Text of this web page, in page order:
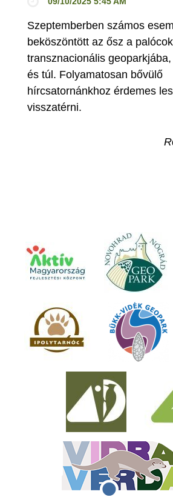
Szeptemberben számos
beköszöntött az ősz a palócok
transznacionális
és túl. Folyamatosan bővülő
hírcsatornánkhoz érdemes
visszatérni.